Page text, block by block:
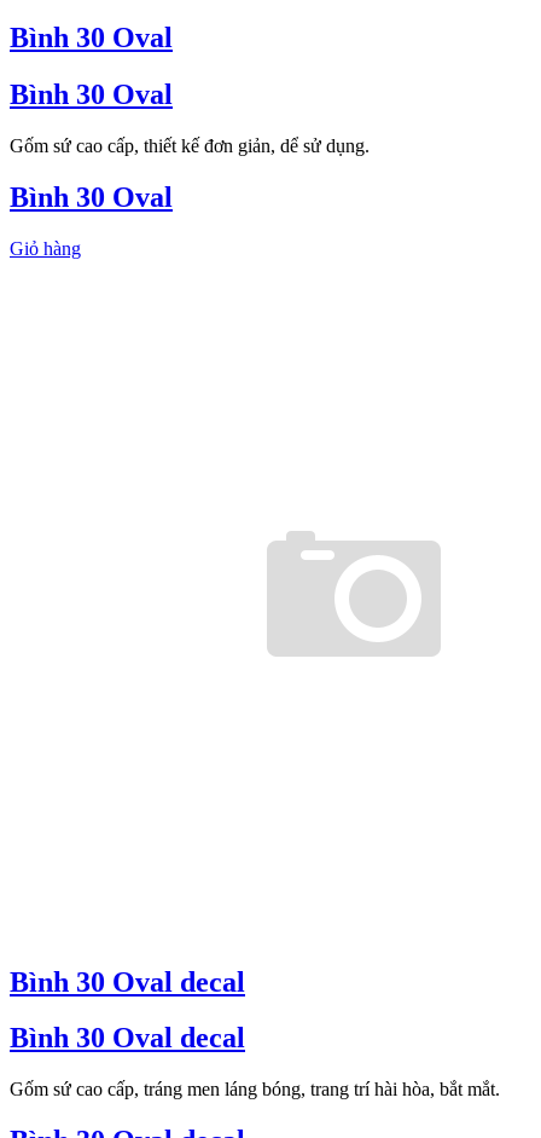
Bình 30 Oval
Bình 30 Oval
Gốm sứ cao cấp, thiết kế đơn giản, dể sử dụng.
Bình 30 Oval
Giỏ hàng
Bình 30 Oval decal
Bình 30 Oval decal
Gốm sứ cao cấp, tráng men láng bóng, trang trí hài hòa, bắt mắt.